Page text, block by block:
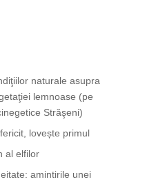
naturale asupra
lemnoase (pe
Străşeni)
lovește primul
al elfilor
amintirile unei